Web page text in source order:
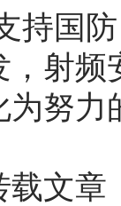
持国
射
努
文